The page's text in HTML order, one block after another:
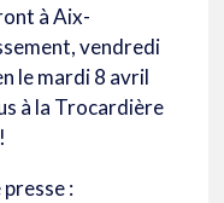
à Aix-
vendredi
le mardi 8 avril
à la Trocardière
: